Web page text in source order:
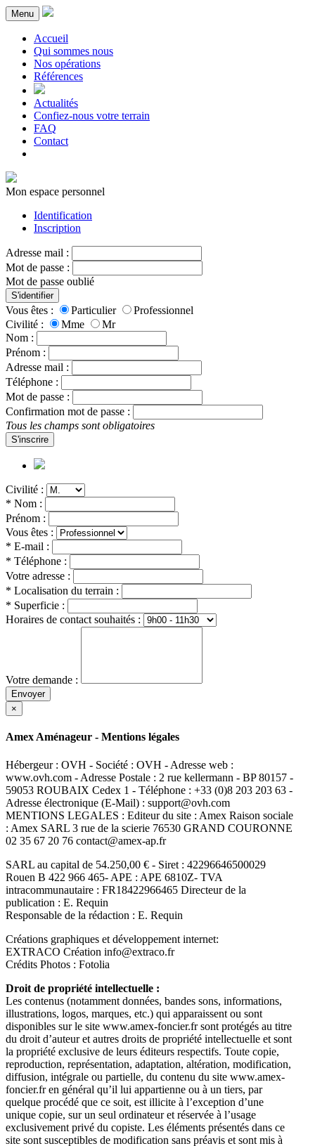
Menu
Accueil
Qui sommes nous
Nos opérations
Références
Actualités
Confiez-nous votre terrain
FAQ
Contact
Mon espace personnel
Identification
Inscription
Adresse mail :
Mot de passe :
Mot de passe oublié
S'identifier
Vous êtes : Particulier
Professionnel
Civilité :
Mme
Mr
Nom :
Prénom :
Adresse mail :
Téléphone :
Mot de passe :
Confirmation mot de passe :
Tous les champs sont obligatoires
S'inscrire
Civilité :
* Nom :
Prénom :
Vous êtes :
* E-mail :
* Téléphone :
Votre adresse :
* Localisation du terrain :
* Superficie :
Horaires de contact souhaités :
Votre demande :
Envoyer
×
Amex Aménageur - Mentions légales
Hébergeur : OVH - Société : OVH - Adresse web :
www.ovh.com - Adresse Postale : 2 rue kellermann - BP 80157 -
59053 ROUBAIX Cedex 1 - Téléphone : +33 (0)8 203 203 63 -
Adresse électronique (E-Mail) : support@ovh.com
MENTIONS LEGALES : Editeur du site : Amex Raison sociale
: Amex SARL 3 rue de la scierie 76530 GRAND COURONNE
02 35 67 20 76 contact@amex-ap.fr
SARL au capital de 54.250,00 € - Siret : 42296646500029
Rouen B 422 966 465- APE : APE 6810Z- TVA
intracommunautaire : FR18422966465 Directeur de la
publication : E. Requin
Responsable de la rédaction : E. Requin
Créations graphiques et développement internet:
EXTRACO Création info@extraco.fr
Crédits Photos : Fotolia
Droit de propriété intellectuelle :
Les contenus (notamment données, bandes sons, informations,
illustrations, logos, marques, etc.) qui apparaissent ou sont
disponibles sur le site www.amex-foncier.fr sont protégés au titre
du droit d’auteur et autres droits de propriété intellectuelle et sont
la propriété exclusive de leurs éditeurs respectifs. Toute copie,
reproduction, représentation, adaptation, altération, modification,
diffusion, intégrale ou partielle, du contenu du site www.amex-
foncier.fr en général qu’il lui appartienne ou à un tiers, par
quelque procédé que ce soit, est illicite à l’exception d’une
unique copie, sur un seul ordinateur et réservée à l’usage
exclusivement privé du copiste. Les éléments présentés dans ce
site sont susceptibles de modification sans préavis et sont mis à